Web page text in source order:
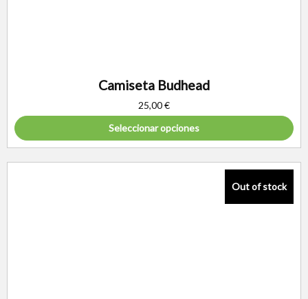
Camiseta Budhead
25,00€
Seleccionar opciones